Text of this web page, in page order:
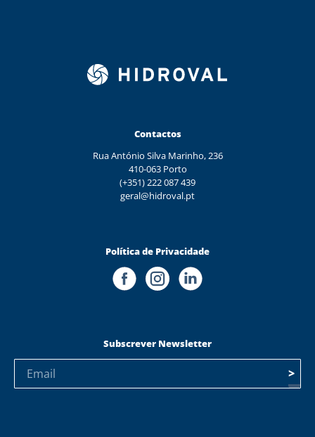
Contactos
Rua António Silva Marinho, 236
410-063 Porto
(+351) 222 087 439
geral@hidroval.pt
Política de Privacidade
Subscrever Newsletter
>